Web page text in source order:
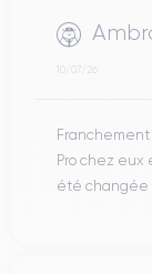
10/07/26
Pro chez eux
été changée